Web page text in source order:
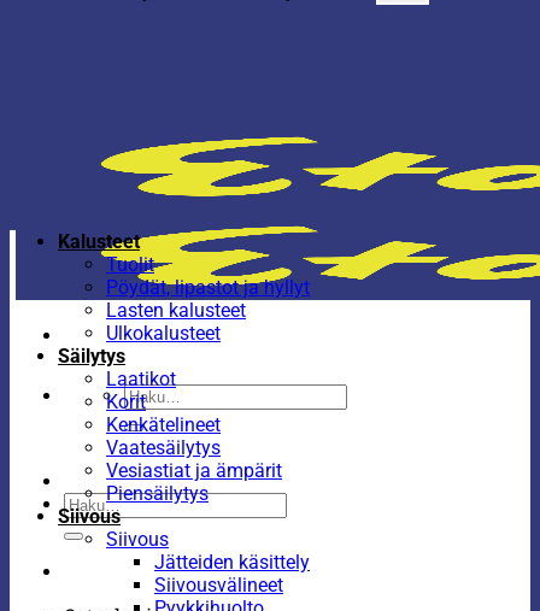
Etsi:
Etsi:
Kalusteet
Tuolit
Pöydät, lipastot ja hyllyt
Lasten kalusteet
Ulkokalusteet
Säilytys
Laatikot
Korit
Kenkätelineet
Vaatesäilytys
Vesiastiat ja ämpärit
Piensäilytys
Siivous
Siivous
Jätteiden käsittely
Siivousvälineet